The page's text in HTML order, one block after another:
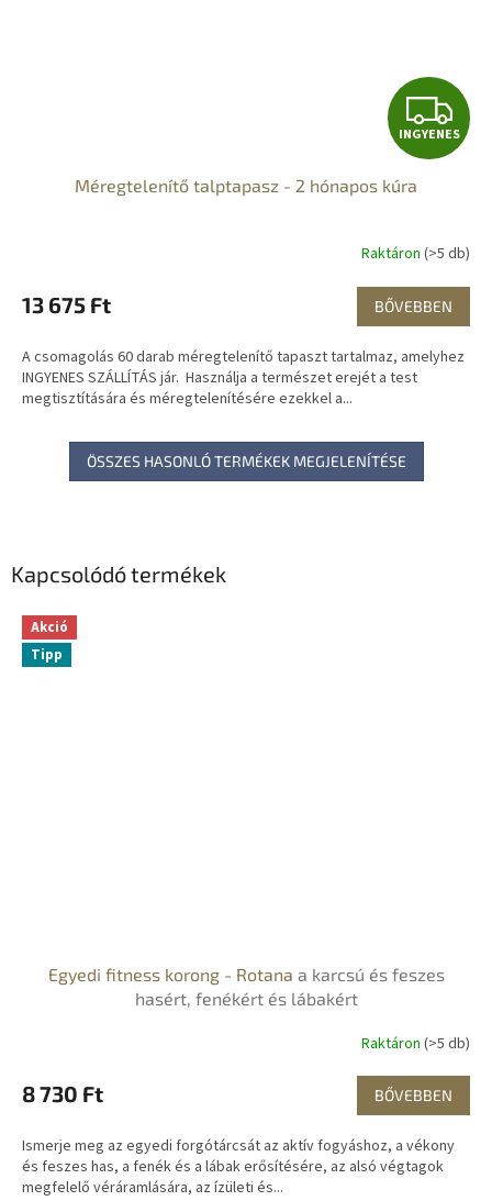
Kapcsolódó termékek
Akció
Tipp
Egyedi fitness korong - Rotana a karcsú és feszes
hasért, fenékért és lábakért
Raktáron (>5 db)
8 730 Ft BŐVEBBEN
Ismerje meg az egyedi forgótárcsát az aktív fogyáshoz, a vékony
és feszes has, a fenék és a lábak erősítésére, az alsó végtagok
megfelelő véráramlására, az ízületi és...
I
N
Y
E
N
INGYENES
Méregtelenítő talptapasz - 2 hónapos kúra
Raktáron (>5 db)
13 675 Ft BŐVEBBEN
A csomagolás 60 darab méregtelenítő tapaszt tartalmaz, amelyhez
INGYENES SZÁLLÍTÁS jár. Használja a természet erejét a test
megtisztítására és méregtelenítésére ezekkel a...
ÖSSZES HASONLÓ TERMÉKEK MEGJELENÍTÉSE